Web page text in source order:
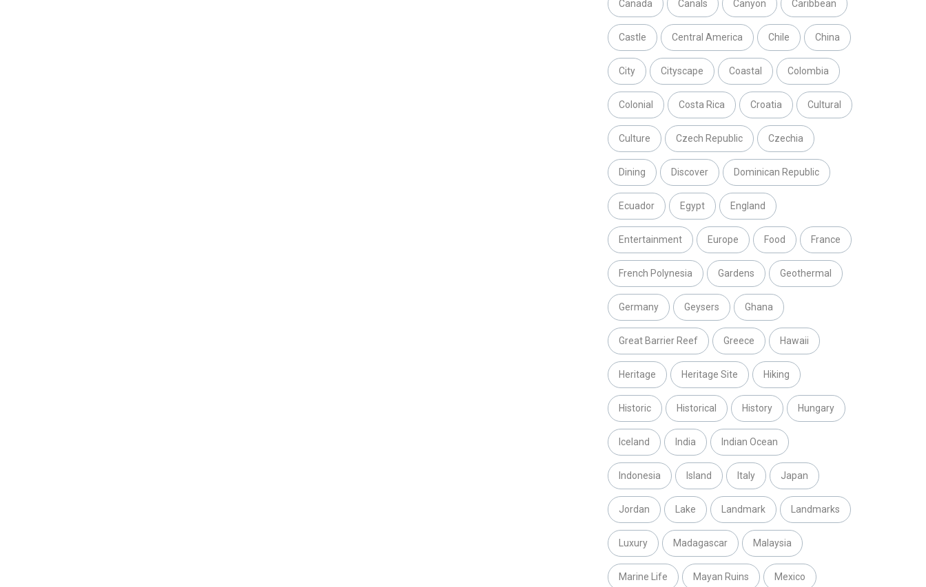
Canada Canals Canyon Caribbean
Castle Central America Chile China
City Cityscape Coastal Colombia
Colonial Costa Rica Croatia Cultural
Culture Czech Republic Czechia
Dining Discover Dominican Republic
Ecuador Egypt England
Entertainment Europe Food France
French Polynesia Gardens Geothermal
Germany Geysers Ghana
Great Barrier Reef Greece Hawaii
Heritage Heritage Site Hiking
Historic Historical History Hungary
Iceland India Indian Ocean
Indonesia Island Italy Japan
Jordan Lake Landmark Landmarks
Luxury Madagascar Malaysia
Marine Life Mayan Ruins Mexico